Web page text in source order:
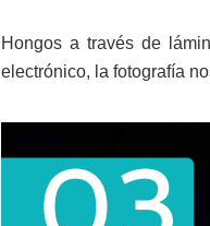
Hongos a través de
electrónico, la fotografía